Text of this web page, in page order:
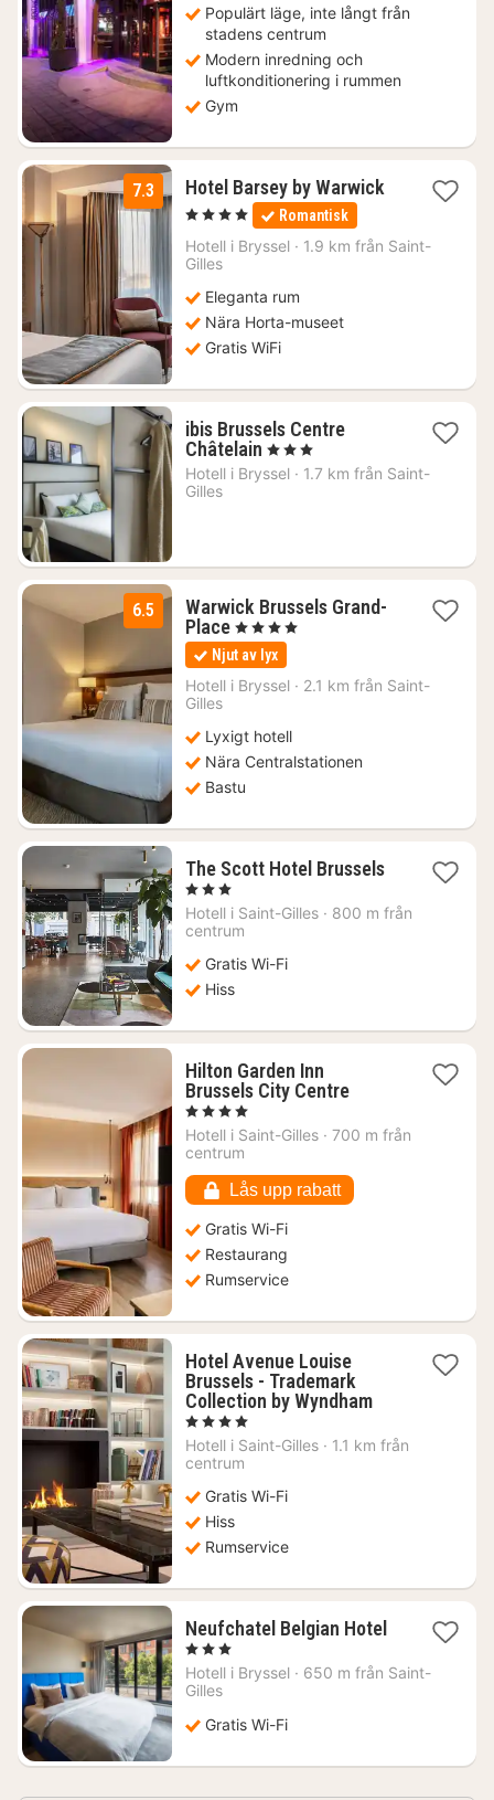
Populärt läge, inte långt från
stadens centrum
Modern inredning och
luftkonditionering i rummen
Gym
7.3 Hotel Barsey by Warwick1
1246
, 4 Stjärnor Romantisk
Hotell i Bryssel · 1.9 km från Saint-
Gilles
Eleganta rum
Nära Horta-museet
Gratis WiFi
ibis Brussels Centre
Châtelain 2
nätter
, 3 Stjärnor
Hotell i Bryssel · 1.7 km från Saint-
Gilles
6.5
Warwick Brussels Grand-
Place1
natt
från
1772
, 4 Stjärnor
Njut av lyx
Hotell i Bryssel · 2.1 km från Saint-
Gilles
Lyxigt hotell
Nära Centralstationen
Bastu
The Scott Hotel Brussels1
från
, 3 Stjärnor
Hotell i Saint-Gilles · 800 m från
centrum
Gratis Wi-Fi
Hiss
Hilton Garden Inn
Brussels City Centre1
från
, 4 Stjärnor
Hotell i Saint-Gilles · 700 m från
centrum
Lås upp rabatt
Gratis Wi-Fi
Restaurang
Rumservice
Hotel Avenue Louise
Brussels - Trademark
Collection by Wyndham1
från
, 4 Stjärnor
Hotell i Saint-Gilles · 1.1 km från
centrum
Gratis Wi-Fi
Hiss
Rumservice
Neufchatel Belgian Hotel1
från
, 3 Stjärnor
Hotell i Bryssel · 650 m från Saint-
Gilles
Gratis Wi-Fi